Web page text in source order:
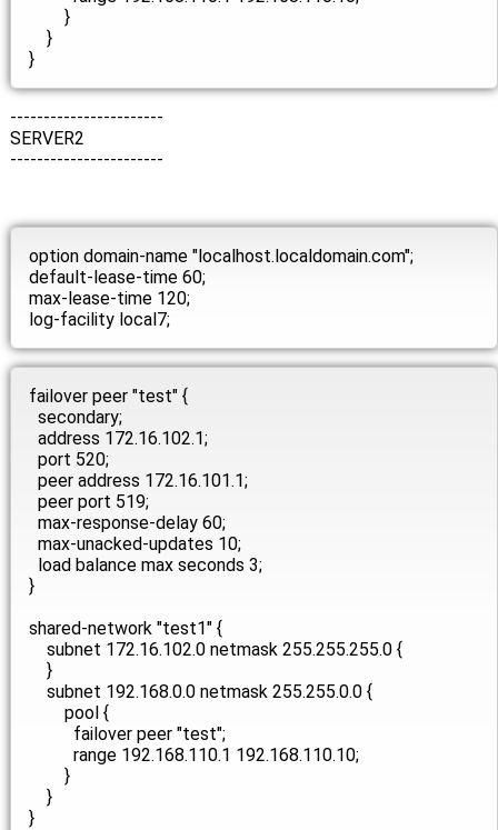
}
}
}
-----------------------
SERVER2
-----------------------
option domain-name "localhost.localdomain.com";
default-lease-time 60;
max-lease-time 120;
log-facility local7;
failover peer "test" {
secondary;
address 172.16.102.1;
port 520;
peer address 172.16.101.1;
peer port 519;
max-response-delay 60;
max-unacked-updates 10;
load balance max seconds 3;
}
shared-network "test1" {
subnet 172.16.102.0 netmask 255.255.255.0 {
}
subnet 192.168.0.0 netmask 255.255.0.0 {
pool {
failover peer "test";
range 192.168.110.1 192.168.110.10;
}
}
}